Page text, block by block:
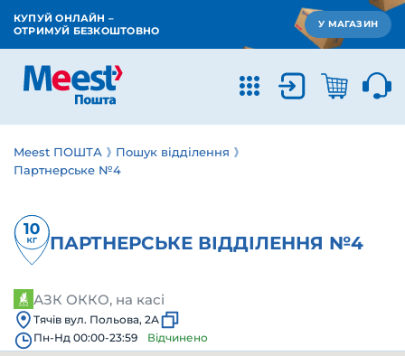
КУПУЙ ОНЛАЙН –
ОТРИМУЙ БЕЗКОШТОВНО
У МАГАЗИН
Meest ПОШТА
Пошук відділення
Партнерське №4
ПАРТНЕРСЬКЕ ВІДДІЛЕННЯ №4
АЗК ОККО, на касі
Тячів вул. Польова, 2А
Пн-Нд 00:00-23:59
Відчинено